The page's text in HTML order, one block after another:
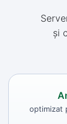
și
optimizat